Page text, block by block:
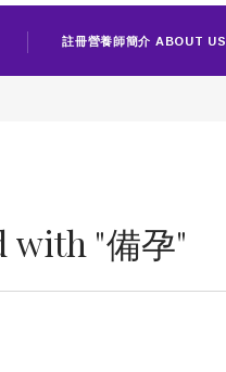
註冊營養師簡介 ABOUT US
with "備孕"